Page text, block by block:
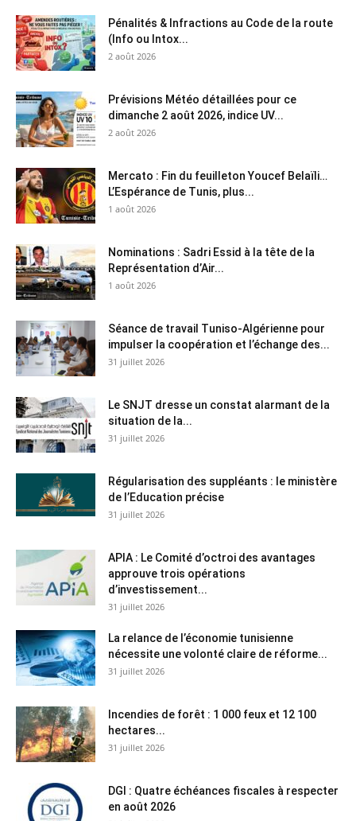
Pénalités & Infractions au Code de la route
(Info ou Intox...
2 août 2026
Prévisions Météo détaillées pour ce
dimanche 2 août 2026, indice UV...
2 août 2026
Mercato : Fin du feuilleton Youcef Belaïli…
L’Espérance de Tunis, plus...
1 août 2026
Nominations : Sadri Essid à la tête de la
Représentation d’Air...
1 août 2026
Séance de travail Tuniso-Algérienne pour
impulser la coopération et l’échange des...
31 juillet 2026
Le SNJT dresse un constat alarmant de la
situation de la...
31 juillet 2026
Régularisation des suppléants : le ministère
de l’Education précise
31 juillet 2026
APIA : Le Comité d’octroi des avantages
approuve trois opérations
d’investissement...
31 juillet 2026
La relance de l’économie tunisienne
nécessite une volonté claire de réforme...
31 juillet 2026
Incendies de forêt : 1 000 feux et 12 100
hectares...
31 juillet 2026
DGI : Quatre échéances fiscales à respecter
en août 2026